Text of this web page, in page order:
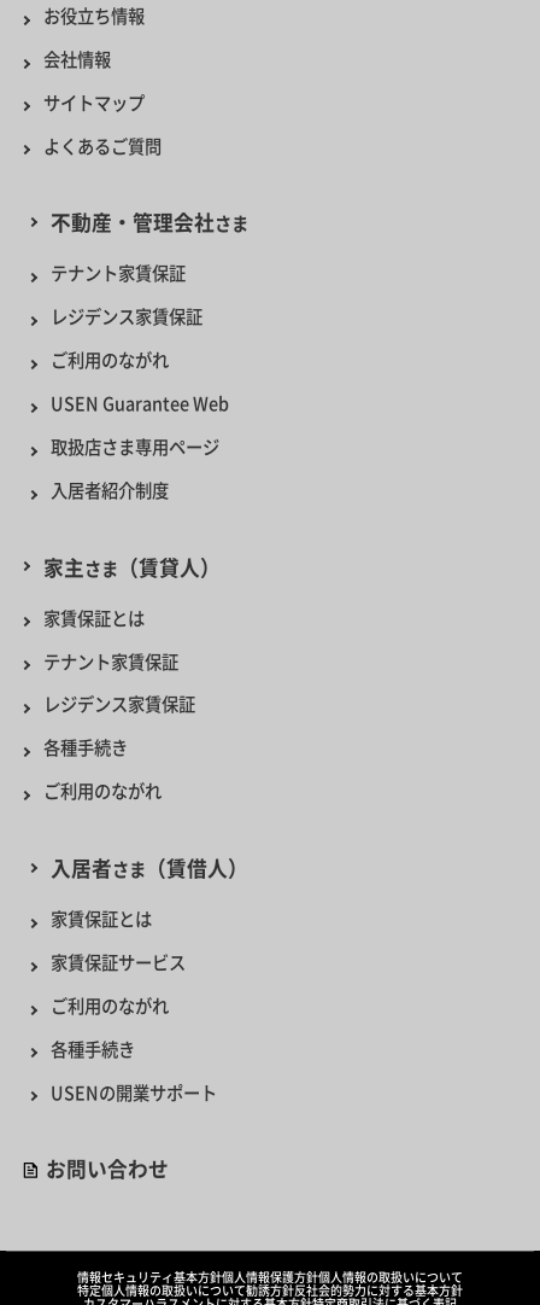
お役立ち情報
会社情報
サイトマップ
よくあるご質問
不動産・管理会社さま
テナント家賃保証
レジデンス家賃保証
ご利用のながれ
USEN Guarantee Web
取扱店さま専用ページ
入居者紹介制度
家主さま （賃貸人）
家賃保証とは
テナント家賃保証
レジデンス家賃保証
各種手続き
ご利用のながれ
入居者さま （賃借人）
家賃保証とは
家賃保証サービス
ご利用のながれ
各種手続き
USENの開業サポート
お問い合わせ
情報セキュリティ基本方針個人情報保護方針個人情報の取扱いについて
特定個人情報の取扱いについて勧誘方針反社会的勢力に対する基本方針